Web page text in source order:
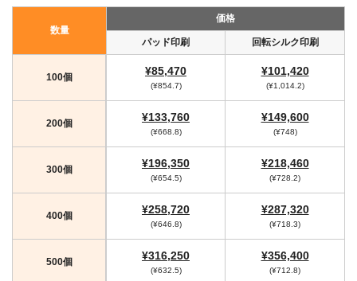
数量
価格
パッド印刷 回転シルク印刷
100個 ¥85,470
(¥854.7)
¥101,420
(¥1,014.2)
200個 ¥133,760
(¥668.8)
¥149,600
(¥748)
300個 ¥196,350
(¥654.5)
¥218,460
(¥728.2)
400個 ¥258,720
(¥646.8)
¥287,320
(¥718.3)
500個 ¥316,250
(¥632.5)
¥356,400
(¥712.8)